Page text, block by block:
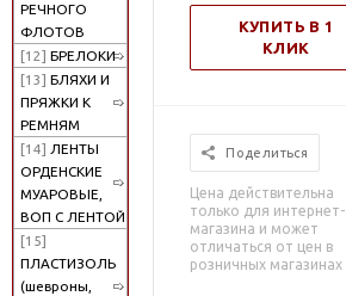
РЕЧНОГО
ФЛОТОВ
[12] БРЕЛОКИ
[13] БЛЯХИ И
ПРЯЖКИ К
РЕМНЯМ
[14] ЛЕНТЫ
ОРДЕНСКИЕ
МУАРОВЫЕ,
ВОП С ЛЕНТОЙ
[15]
ПЛАСТИЗОЛЬ
(шевроны,
КУПИТЬ В 1
КЛИК
Поделиться
Цена действительна
только для интернет-
магазина и может
отличаться от цен в
розничных магазинах